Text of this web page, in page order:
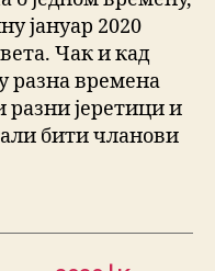
јануар 2020
Чак и кад
разна времена
разни јеретици и
бити чланови